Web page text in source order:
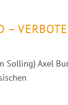
–
Solling) Axel